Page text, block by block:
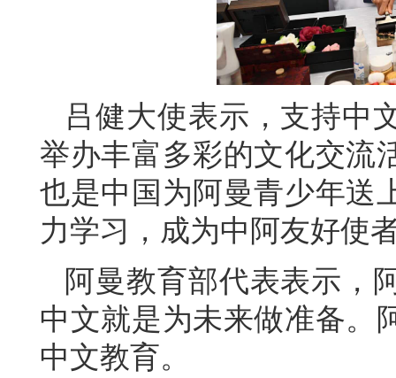
吕健大使表示，支持中
举办丰富多彩的文化交流
也是中国为阿曼青少年送
力学习，成为中阿友好使
阿曼教育部代表表示，
中文就是为未来做准备。
中文教育。